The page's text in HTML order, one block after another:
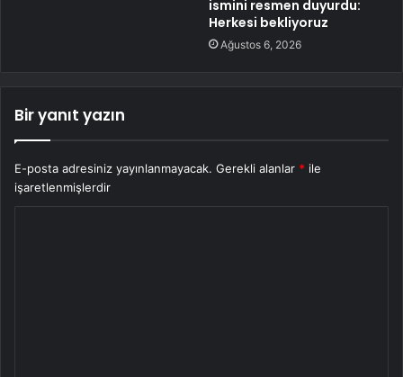
ismini resmen duyurdu:
Herkesi bekliyoruz
Ağustos 6, 2026
Bir yanıt yazın
E-posta adresiniz yayınlanmayacak. Gerekli alanlar * ile
işaretlenmişlerdir